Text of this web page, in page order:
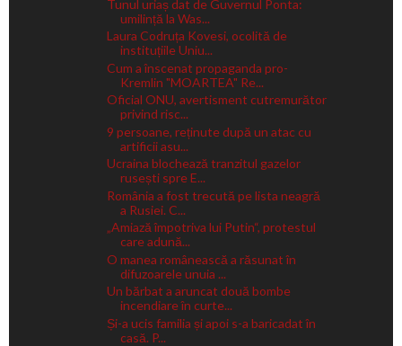
Tunul uriaș dat de Guvernul Ponta:
umilință la Was...
Laura Codruța Kovesi, ocolită de
instituțiile Uniu...
Cum a înscenat propaganda pro-
Kremlin "MOARTEA" Re...
Oficial ONU, avertisment cutremurător
privind risc...
9 persoane, reținute după un atac cu
artificii asu...
Ucraina blochează tranzitul gazelor
rusești spre E...
România a fost trecută pe lista neagră
a Rusiei. C...
„Amiază împotriva lui Putin“, protestul
care adună...
O manea românească a răsunat în
difuzoarele unuia ...
Un bărbat a aruncat două bombe
incendiare în curte...
Și-a ucis familia și apoi s-a baricadat în
casă. P...